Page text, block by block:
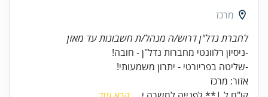
מרכז
לחברת נדל"ן דרוש/ה מנהל/ת חשבונות עד מאזן
אזור: מרכז